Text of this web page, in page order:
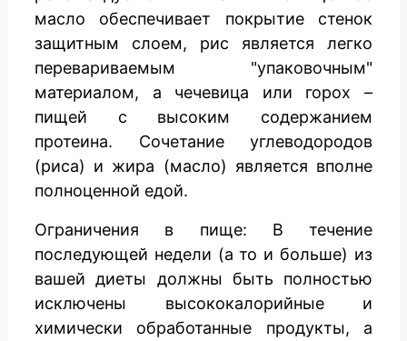
масло обеспечивает покрытие стенок
защитным слоем, рис является легко
перевариваемым "упаковочным"
материалом, а чечевица или горох –
пищей с высоким содержанием
протеина. Сочетание углеводородов
(риса) и жира (масло) является вполне
полноценной едой.
Ограничения в пище: В течение
последующей недели (а то и больше) из
вашей диеты должны быть полностью
исключены высококалорийные и
химически обработанные продукты, а